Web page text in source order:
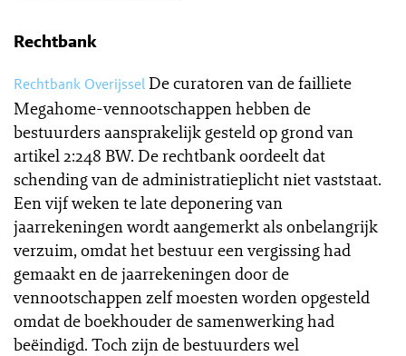
Rechtbank
Rechtbank OverijsselDe curatoren van de failliete
Megahome-vennootschappen hebben de
bestuurders aansprakelijk gesteld op grond van
artikel 2:248 BW. De rechtbank oordeelt dat
schending van de administratieplicht niet vaststaat.
Een vijf weken te late deponering van
jaarrekeningen wordt aangemerkt als onbelangrijk
verzuim, omdat het bestuur een vergissing had
gemaakt en de jaarrekeningen door de
vennootschappen zelf moesten worden opgesteld
omdat de boekhouder de samenwerking had
beëindigd. Toch zijn de bestuurders wel